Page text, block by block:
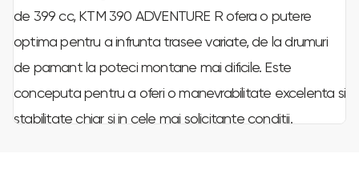
de 399 cc, KTM 390 ADVENTURE R ofera o putere
optima pentru a infrunta trasee variate, de la drumuri
de pamant la poteci montane mai dificile. Este
conceputa pentru a oferi o manevrabilitate excelenta si
stabilitate chiar si in cele mai solicitante conditii.